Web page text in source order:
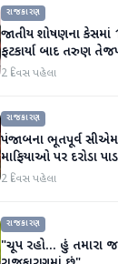
રાજકારણ
જાતીય શોષણના કેસમાં
ફટકાર્યા બાદ તરુણ
2 દિવસ પહેલા
રાજકારણ
પંજાબના ભૂતપૂર્વ સીએમ
માફિયાઓ પર દરોડા
2 દિવસ પહેલા
રાજકારણ
"ચૂપ રહો... હું તમારા